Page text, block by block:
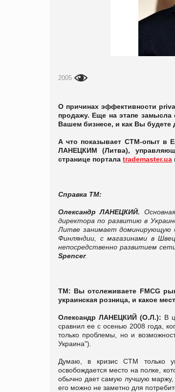
2005
О причинах эффективности
продажу. Еще на этапе замысла
Вашем бизнесе, и как Вы будете
А что показывает СТМ-опыт в
ЛАНЕЦКИМ (Литва),
странице портала trademaster.ua
Справка ТМ:
Олександр ЛАНЕЦКИЙ.
директора по развитию в
Литве занимает доминирующую
Финляндии, с магазинами в
непосредственно развитием
Spencer.
ТМ: Вы отслеживаете FMCG
украинская розница, и какое
Олександр ЛАНЕЦКИЙ (О.Л.): В
сравнил ее с осенью 2008 года,
только проблемы, но и
Украина").
Думаю, в кризис СТМ только
освобождается место на полке,
обычно дает самую лучшую маржу,
его можно не заметно для